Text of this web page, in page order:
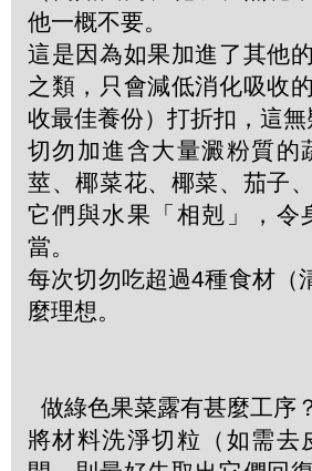
他一概不要。
這是因為如果加進了其他
之類，只會減低消化吸收
收最佳養份）打折扣，這無
切勿加進含大量澱粉質的
莖、椰菜花、椰菜、茄子
它們與水果「相剋」，令
當。
每次切勿吃超過4種食材（
麼理想。
做綠色果菜露有甚麼工序
將材料洗淨切粒（如需去